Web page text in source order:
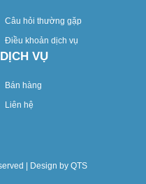
Câu hỏi thường gặp
Điều khoản dịch vụ
DỊCH VỤ
Bán hàng
Liên hệ
| Design by QTS